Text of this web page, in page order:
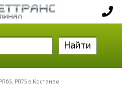
Найти
РП75 в Костанае